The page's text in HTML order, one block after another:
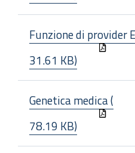
Funzione di provider
31.61 KB)
Genetica medica (
78.19 KB)